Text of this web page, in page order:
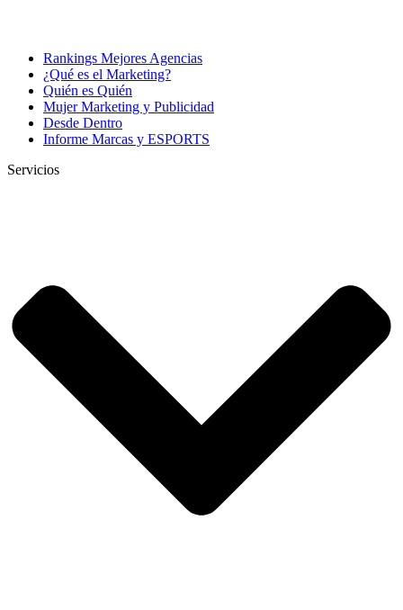
Rankings Mejores Agencias
¿Qué es el Marketing?
Quién es Quién
Mujer Marketing y Publicidad
Desde Dentro
Informe Marcas y ESPORTS
Servicios